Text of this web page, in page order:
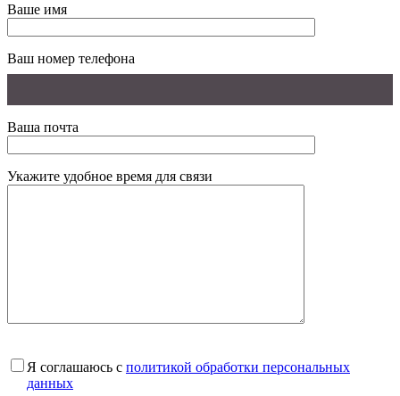
Ваше имя
Ваш номер телефона
Ваша почта
Укажите удобное время для связи
Я соглашаюсь с политикой обработки персональных
данных